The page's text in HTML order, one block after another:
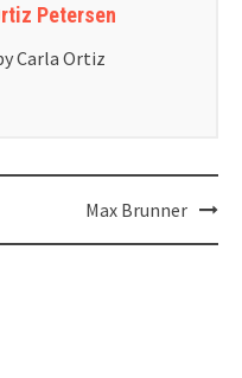
Petersen
Carla Ortiz
Max Brunner